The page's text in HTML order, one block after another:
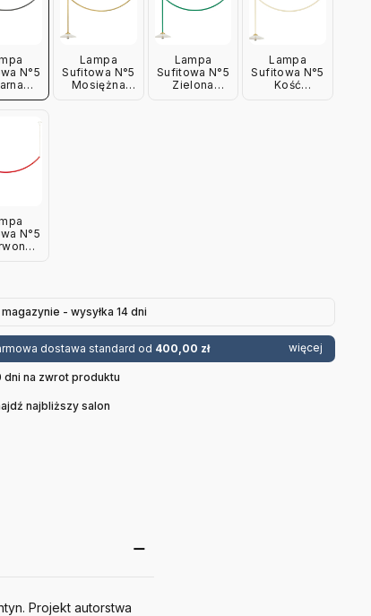
N°5
Lampa
Sufitowa N°5
Mosiężna
Lampa
Sufitowa N°5
Zielona
Lampa
Sufitowa N°5
Kość
N°5
magazynie - wysyłka 14 dni
dostawa standard od 400,00 zł więcej
dni na zwrot produktu
najbliższy salon
Projekt autorstwa